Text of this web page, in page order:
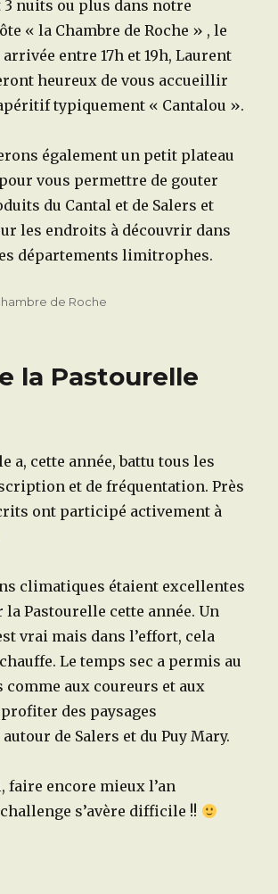
3 nuits ou plus dans notre
« la Chambre de Roche » , le
entre 17h et 19h, Laurent
heureux de vous accueillir
typiquement « Cantalou ».
également un petit plateau
vous permettre de gouter
du Cantal et de Salers et
les endroits à découvrir dans
départements limitrophes.
de Roche
la Pastourelle
a, cette année, battu tous les
et de fréquentation. Près
ont participé activement à
climatiques étaient excellentes
la Pastourelle cette année. Un
vrai mais dans l’effort, cela
Le temps sec a permis au
aux coureurs et aux
des paysages
de Salers et du Puy Mary.
faire encore mieux l’an
s’avère difficile !!